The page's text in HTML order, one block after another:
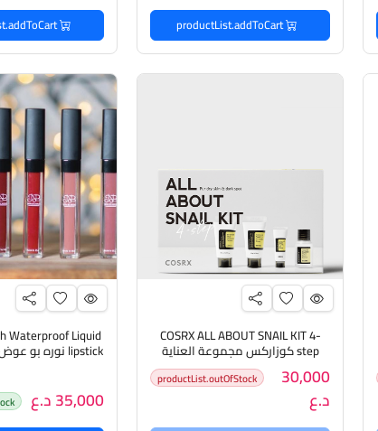
productList.addToCart
productList.addToCart
COSRX ALL ABOUT SNAIL KIT 4-
step كوزاركس مجموعة العناية
بالبشرة 30,000
د.ع
productList.outOfStock
Waterproof Liquid
lipstick نوره بو عوض لكود ليب ستك
35,000 د.ع